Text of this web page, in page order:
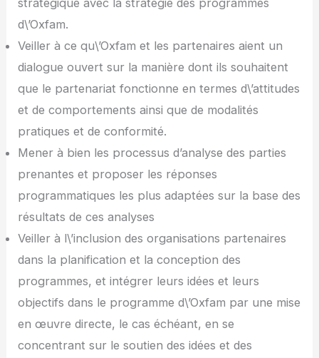
d\’Oxfam.
Veiller à ce qu\’Oxfam et les partenaires aient un
dialogue ouvert sur la manière dont ils souhaitent
que le partenariat fonctionne en termes d\’attitudes
et de comportements ainsi que de modalités
pratiques et de conformité.
Mener à bien les processus d’analyse des parties
prenantes et proposer les réponses
programmatiques les plus adaptées sur la base des
résultats de ces analyses
Veiller à l\’inclusion des organisations partenaires
dans la planification et la conception des
programmes, et intégrer leurs idées et leurs
objectifs dans le programme d\’Oxfam par une mise
en œuvre directe, le cas échéant, en se
concentrant sur le soutien des idées et des